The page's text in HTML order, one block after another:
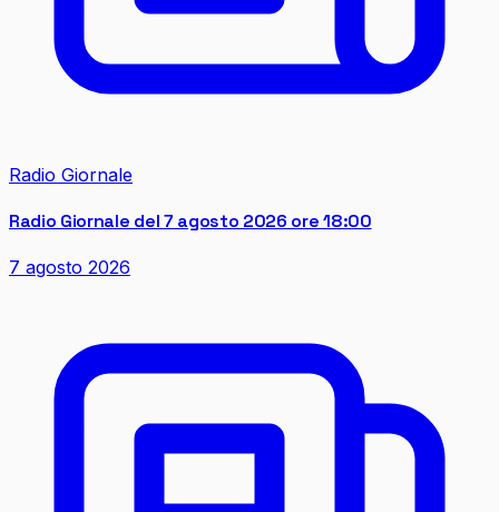
Radio Giornale
Radio Giornale del 7 agosto 2026 ore 18:00
7 agosto 2026